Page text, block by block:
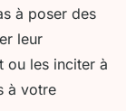
à poser des
leur
ou les inciter à
à votre